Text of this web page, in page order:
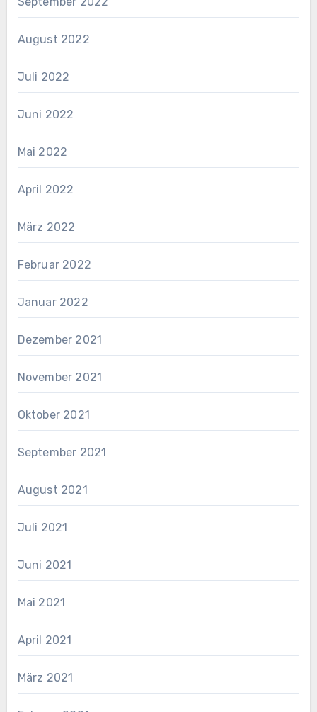
August 2022
Juli 2022
Juni 2022
Mai 2022
April 2022
März 2022
Februar 2022
Januar 2022
Dezember 2021
November 2021
Oktober 2021
September 2021
August 2021
Juli 2021
Juni 2021
Mai 2021
April 2021
März 2021